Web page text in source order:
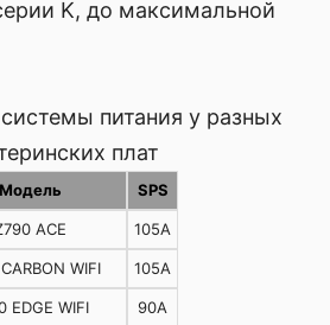
K, до максимальной
питания у разных
плат
Модель SPS
ACE 105A
WIFI 105A
EDGE WIFI 90A